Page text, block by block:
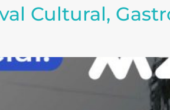
Cultural,